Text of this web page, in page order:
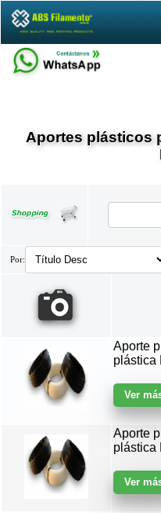
Aportes plásticos
Por:
Aporte
plástica
Aporte
plástica